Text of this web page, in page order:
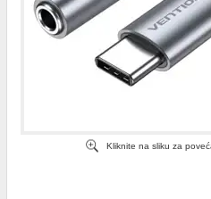
Kliknite na sliku za